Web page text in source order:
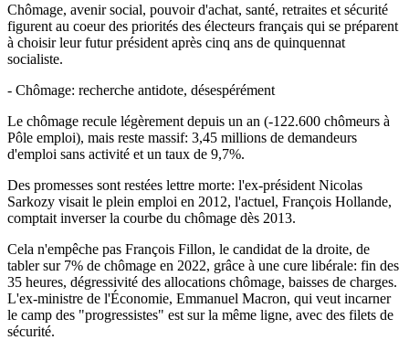
Chômage, avenir social, pouvoir d'achat, santé, retraites et sécurité
figurent au coeur des priorités des électeurs français qui se préparent
à choisir leur futur président après cinq ans de quinquennat
socialiste.
- Chômage: recherche antidote, désespérément
Le chômage recule légèrement depuis un an (-122.600 chômeurs à
Pôle emploi), mais reste massif: 3,45 millions de demandeurs
d'emploi sans activité et un taux de 9,7%.
Des promesses sont restées lettre morte: l'ex-président Nicolas
Sarkozy visait le plein emploi en 2012, l'actuel, François Hollande,
comptait inverser la courbe du chômage dès 2013.
Cela n'empêche pas François Fillon, le candidat de la droite, de
tabler sur 7% de chômage en 2022, grâce à une cure libérale: fin des
35 heures, dégressivité des allocations chômage, baisses de charges.
L'ex-ministre de l'Économie, Emmanuel Macron, qui veut incarner
le camp des "progressistes" est sur la même ligne, avec des filets de
sécurité.